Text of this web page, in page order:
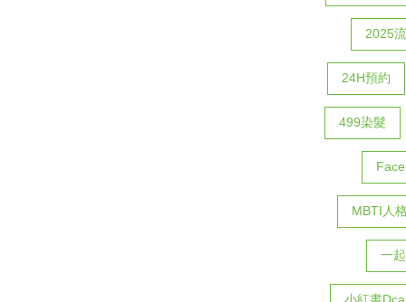
2025
24H預約
499染髮
MBTI人
一
小紅書